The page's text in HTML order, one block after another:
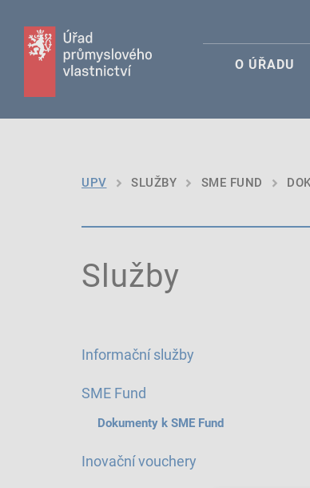
O ÚŘADU
UPV SLUŽBY SME FUND
Služby
Informační služby
SME Fund
Dokumenty k SME Fund
Inovační vouchery